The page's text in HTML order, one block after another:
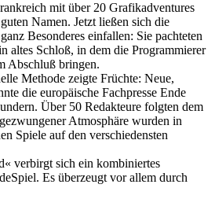
mit über 20 Grafikadventures
Namen. Jetzt ließen sich die
Besonderes einfallen: Sie pachteten
altes Schloß, in dem die Programmierer
Abschluß bringen.
Methode zeigte Früchte: Neue,
die europäische Fachpresse Ende
Über 50 Redakteure folgten dem
Atmosphäre wurden in
Spiele auf den verschiedensten
verbirgt sich ein kombiniertes
Es überzeugt vor allem durch